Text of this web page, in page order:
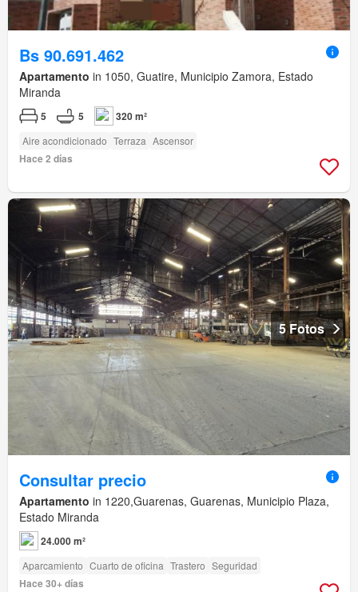
Bs 90.691.462
Apartamento in 1050, Guatire, Municipio Zamora, Estado
Miranda
5 5 320 m²
Aire acondicionado Terraza Ascensor
Hace 2 días
5 Fotos
Consultar precio
Apartamento in 1220,Guarenas, Guarenas, Municipio Plaza,
Estado Miranda
24.000 m²
Aparcamiento Cuarto de oficina Trastero Seguridad
Hace 30+ días